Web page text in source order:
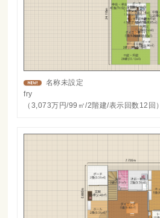
名称未設定
fry
（3,073万円/99㎡/2階建/表示回数12回）